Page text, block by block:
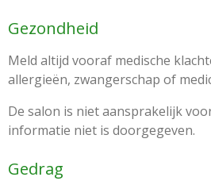
Gezondheid
Meld altijd vooraf medische
allergieën, zwangerschap of
De salon is niet aansprakelijk
informatie niet is doorgegeven.
Gedrag